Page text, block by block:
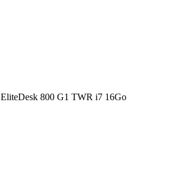
EliteDesk 800 G1 TWR i7 16Go